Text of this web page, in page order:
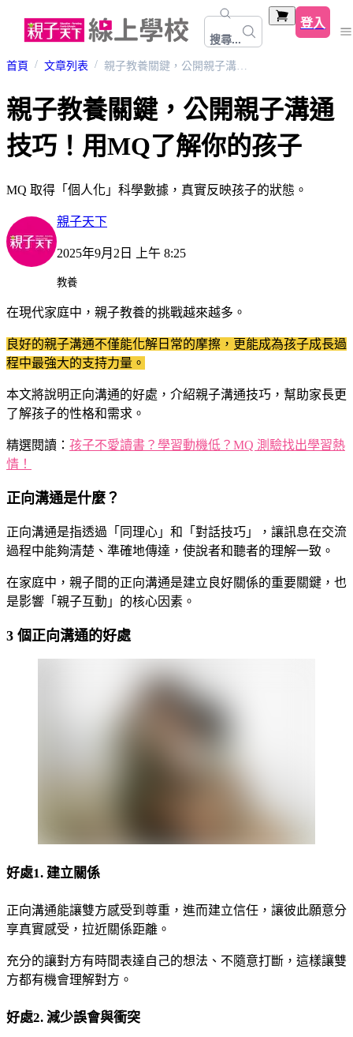
搜尋...
登入
首頁 文章列表 親子教養關鍵，公開親子溝通技巧！用MQ了解你的孩子
親子教養關鍵，公開親子溝通
技巧！用MQ了解你的孩子
MQ 取得「個人化」科學數據，真實反映孩子的狀態。
親子天下
2025年9月2日 上午 8:25
教養
在現代家庭中，親子教養的挑戰越來越多。
良好的親子溝通不僅能化解日常的摩擦，更能成為孩子成長過
程中最強大的支持力量。
本文將說明正向溝通的好處，介紹親子溝通技巧，幫助家長更
了解孩子的性格和需求。
精選閱讀： 孩子不愛讀書？學習動機低？MQ 測驗找出學習熱
情！
正向溝通是什麼？
正向溝通是指透過「同理心」和「對話技巧」，讓訊息在交流
過程中能夠清楚、準確地傳達，使說者和聽者的理解一致。
在家庭中，親子間的正向溝通是建立良好關係的重要關鍵，也
是影響「親子互動」的核心因素。
3 個正向溝通的好處
好處1. 建立關係
正向溝通能讓雙方感受到尊重，進而建立信任，讓彼此願意分
享真實感受，拉近關係距離。
充分的讓對方有時間表達自己的想法、不隨意打斷，這樣讓雙
方都有機會理解對方。
好處2. 減少誤會與衝突